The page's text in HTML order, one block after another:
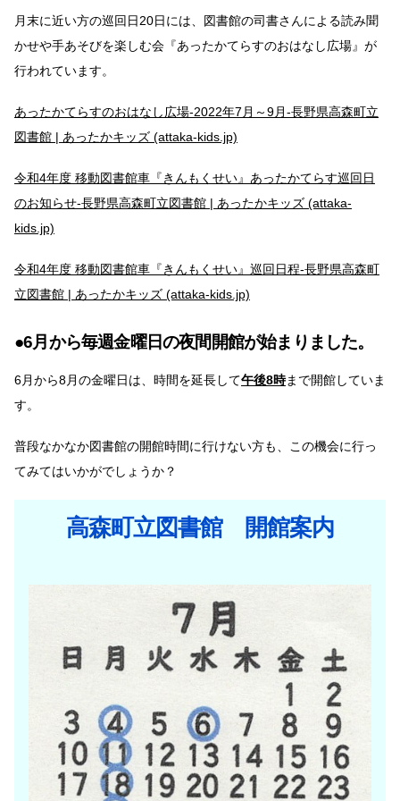
月末に近い方の巡回日20日には、図書館の司書さんによる読み聞
かせや手あそびを楽しむ会『あったかてらすのおはなし広場』が
行われています。
あったかてらすのおはなし広場-2022年7月～9月-長野県高森町立
図書館 | あったかキッズ (attaka-kids.jp)
令和4年度 移動図書館車『きんもくせい』あったかてらす巡回日
のお知らせ-長野県高森町立図書館 | あったかキッズ (attaka-
kids.jp)
令和4年度 移動図書館車『きんもくせい』巡回日程-長野県高森町
立図書館 | あったかキッズ (attaka-kids.jp)
●6月から毎週金曜日の夜間開館が始まりました。
6月から8月の金曜日は、時間を延長して午後8時まで開館していま
す。
普段なかなか図書館の開館時間に行けない方も、この機会に行っ
てみてはいかがでしょうか？
高森町立図書館 開館案内